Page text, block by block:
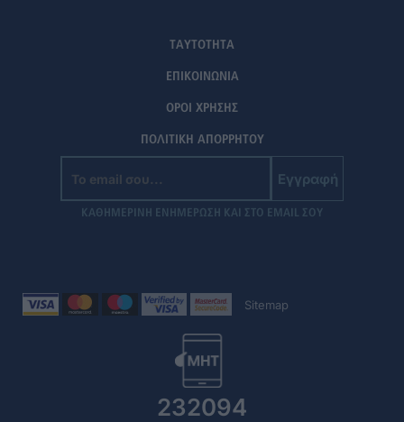
ΤΑΥΤΟΤΗΤΑ
ΕΠΙΚΟΙΝΩΝΙΑ
ΟΡΟΙ ΧΡΗΣΗΣ
ΠΟΛΙΤΙΚΗ ΑΠΟΡΡΗΤΟΥ
Εγγραφή
ΚΑΘΗΜΕΡΙΝΗ ΕΝΗΜΕΡΩΣΗ ΚΑΙ ΣΤΟ EMAIL ΣΟΥ
Sitemap
232094